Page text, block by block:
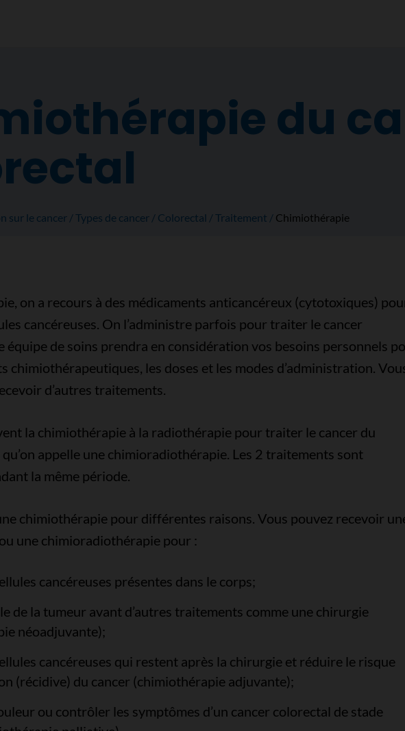
du
sur le cancer Types de cancer Colorectal Traitement Chimiothérapie
on a recours à des médicaments anticancéreux (cytotoxiques)
cancéreuses. On l’administre parfois pour traiter le cancer
équipe de soins prendra en considération vos besoins personnels
chimiothérapeutiques, les doses et les modes d’administration.
d’autres traitements.
la chimiothérapie à la radiothérapie pour traiter le cancer du
qu’on appelle une chimioradiothérapie. Les 2 traitements sont
la même période.
chimiothérapie pour différentes raisons. Vous pouvez recevoir
une chimioradiothérapie pour :
cancéreuses présentes dans le corps;
de la tumeur avant d’autres traitements comme une chirurgie
néoadjuvante);
cancéreuses qui restent après la chirurgie et réduire le risque
(récidive) du cancer (chimiothérapie adjuvante);
ou contrôler les symptômes d’un cancer colorectal de stade